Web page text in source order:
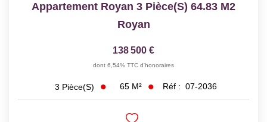
Appartement Royan 3 Pièce(s) 64.83 M2
Royan
138 500 €
dont 6,54% TTC d'honoraires
3 Pièce(s) 65 M² Réf : 07-2036